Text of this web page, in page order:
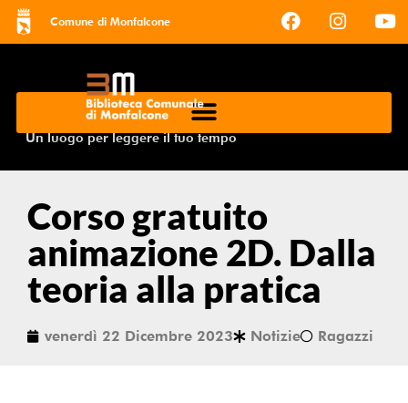
Comune di Monfalcone
Un luogo per leggere il tuo tempo
Corso gratuito
animazione 2D. Dalla
teoria alla pratica
venerdì 22 Dicembre 2023 Notizie Ragazzi